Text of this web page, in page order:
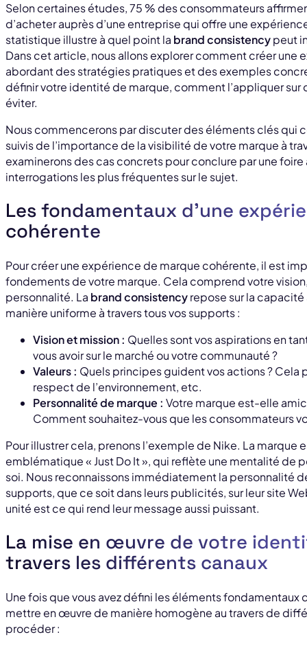
Selon certaines études, 75 % des consommateurs
d’acheter auprès d’une entreprise qui offre une
statistique illustre à quel point la brand consistencypeut
Dans cet article, nous allons explorer comment créer une
abordant des stratégies pratiques et des exemples
définir votre identité de marque, comment l’appliquer
éviter.
Nous commencerons par discuter des éléments clés qui
suivis de l’importance de la visibilité de votre marque à
examinerons des cas concrets pour conclure par une
interrogations les plus fréquentes sur le sujet.
Les fondamentaux d’une
cohérente
Pour créer une expérience de marque cohérente, il est
fondements de votre marque. Cela comprend votre
personnalité. La brand consistencyrepose sur la
manière uniforme à travers tous vos supports :
Vision et mission : Quelles sont vos aspirations en
vous avoir sur le marché ou votre communauté ?
Valeurs : Quels principes guident vos actions ? Cela
respect de l’environnement, etc.
Personnalité de marque : Votre marque est-elle
Comment souhaitez-vous que les consommateurs
Pour illustrer cela, prenons l’exemple de Nike. La marque
emblématique « Just Do It », qui reflète une mentalité de
soi. Nous reconnaissons immédiatement la personnalité
supports, que ce soit dans leurs publicités, sur leur site
unité est ce qui rend leur message aussi puissant.
La mise en œuvre de votre
travers les différents canaux
Une fois que vous avez défini les éléments fondamentaux
mettre en œuvre de manière homogène au travers de
procéder :